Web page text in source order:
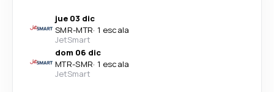
jue 03 dic
SMR-MTR· 1 escala
JetSmart
dom 06 dic
MTR-SMR· 1 escala
JetSmart